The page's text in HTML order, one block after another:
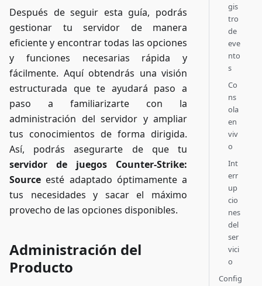
Después de seguir esta guía, podrás
gestionar tu servidor de manera
eficiente y encontrar todas las opciones
y funciones necesarias rápida y
fácilmente. Aquí obtendrás una visión
estructurada que te ayudará paso a
paso a familiarizarte con la
administración del servidor y ampliar
tus conocimientos de forma dirigida.
Así, podrás asegurarte de que tu
servidor de juegos Counter-Strike:
Source esté adaptado óptimamente a
tus necesidades y sacar el máximo
provecho de las opciones disponibles.
Administración del
Producto
gis
tro
de
eve
nto
s
Co
ns
ola
en
viv
o
Int
err
up
cio
nes
del
ser
vici
o
Config